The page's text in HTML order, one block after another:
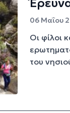
06 Μαΐου
Οι φίλοι
του